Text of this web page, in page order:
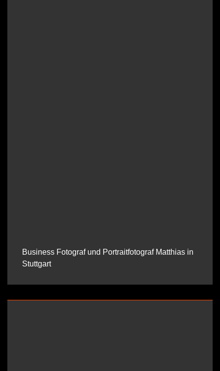
Business Fotograf und Portraitfotograf Matthias in
Stuttgart